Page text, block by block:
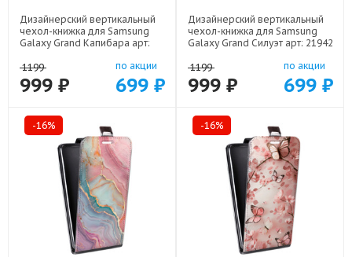
Дизайнерский вертикальный
чехол-книжка для Samsung
Galaxy Grand Капибара арт:
1199
999 ₽
по акции
699 ₽
Дизайнерский вертикальный
чехол-книжка для Samsung
Galaxy Grand Силуэт арт: 21942
1199
999 ₽
по акции
699 ₽
-16% -16%